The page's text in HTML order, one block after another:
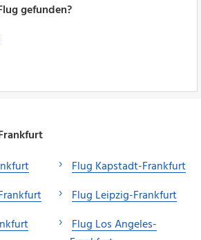
gefunden?
Flug Kapstadt-Frankfurt
Flug Leipzig-Frankfurt
Flug Los Angeles-